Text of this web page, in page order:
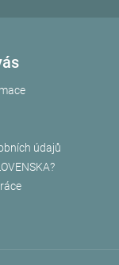
údajů